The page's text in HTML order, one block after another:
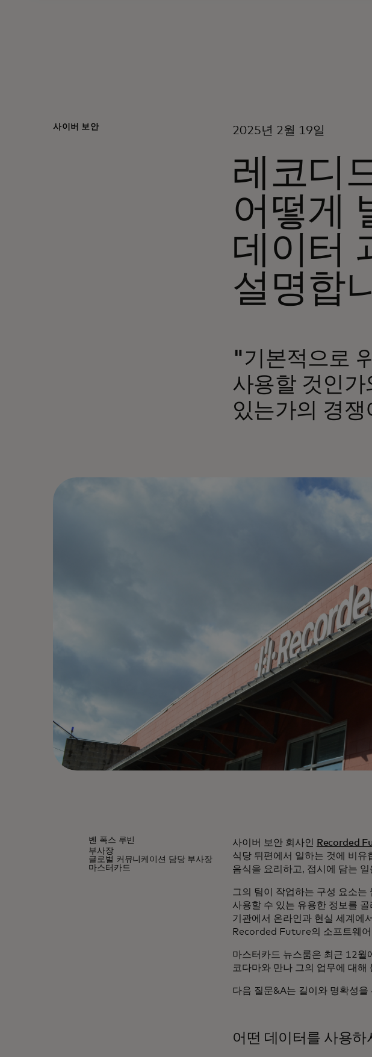
사이버 보안 2025년 2월 19일
레코디
어떻게
데이터
설명합
"기본적으로
사용할 것인
있는가의 경
벤 폭스 루빈
부사장
글로벌 커뮤니케이션 담당 부사장
마스터카드
사이버 보안 회사인 Recorded
식당 뒤편에서 일하는 것에 비유
음식을 요리하고, 접시에 담는 일
그의 팀이 작업하는 구성 요소는
사용할 수 있는 유용한 정보를
기관에서 온라인과 현실 세계에
Recorded Future의 소프트웨
마스터카드 뉴스룸은 최근 12월
코다마와 만나 그의 업무에 대
다음 질문&A는 길이와 명확성을
어떤 데이터를 사용하